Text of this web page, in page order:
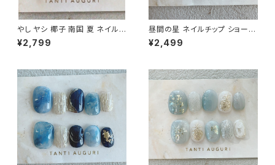
やし ヤシ 椰子 南国 夏 ネイルチ
ップ くすみブルー アイス 乳白色
サマー 旅行 大人 20代 30代 4
¥2,799
昼間の星 ネイルチップ ショート
青空ネイル オーロラスター 晴
天 快晴 水色系 ワクワク系 通販
¥2,499